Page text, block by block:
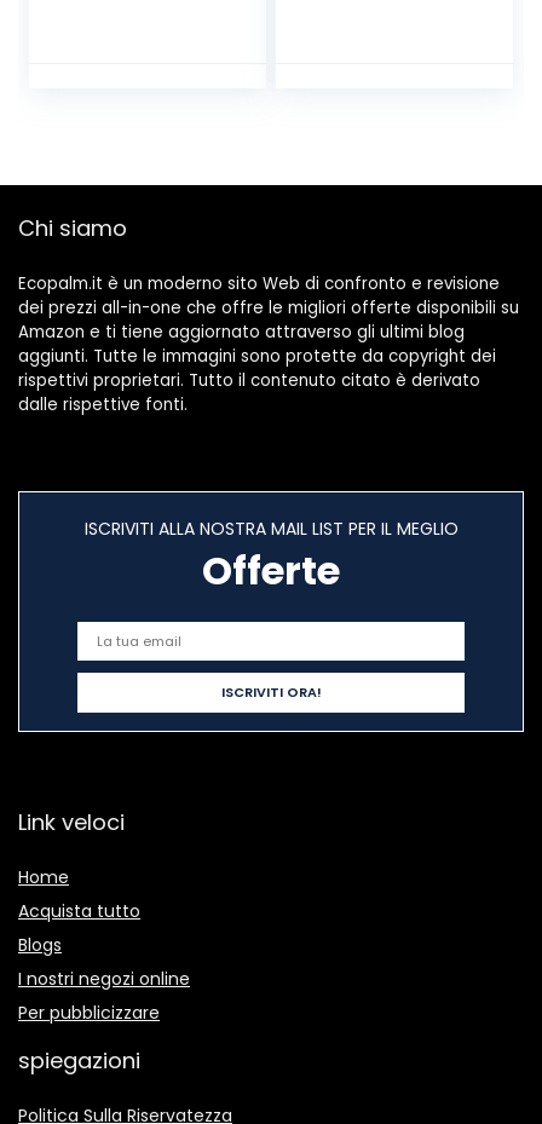
Chi siamo
Ecopalm.it è un moderno sito Web di confronto e revisione
dei prezzi all-in-one che offre le migliori offerte disponibili su
Amazon e ti tiene aggiornato attraverso gli ultimi blog
aggiunti. Tutte le immagini sono protette da copyright dei
rispettivi proprietari. Tutto il contenuto citato è derivato
dalle rispettive fonti.
ISCRIVITI ALLA NOSTRA MAIL LIST PER IL MEGLIO
Offerte
Link veloci
Home
Acquista tutto
Blogs
I nostri negozi online
Per pubblicizzare
spiegazioni
Politica Sulla Riservatezza